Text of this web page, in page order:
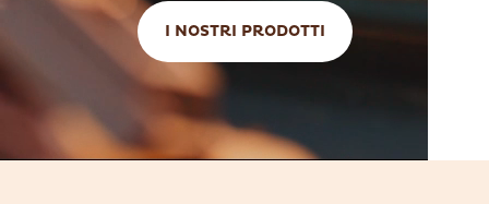
I NOSTRI PRODOTTI